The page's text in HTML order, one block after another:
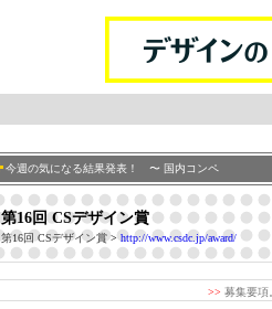
今週の気になる結果発表！ 〜 国内コンペ
第16回 CSデザイン賞
第16回 CSデザイン賞>http://www.csdc.jp/award/
>> 募集要項